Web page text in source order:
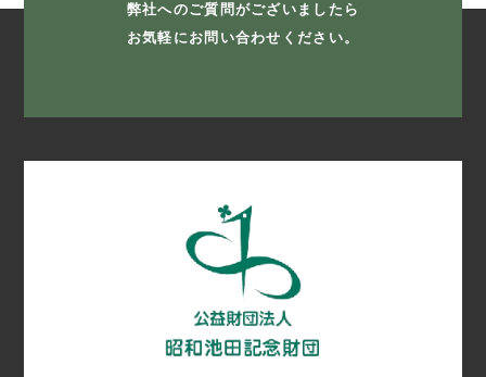
弊社へのご質問がございましたら
お気軽にお問い合わせください。